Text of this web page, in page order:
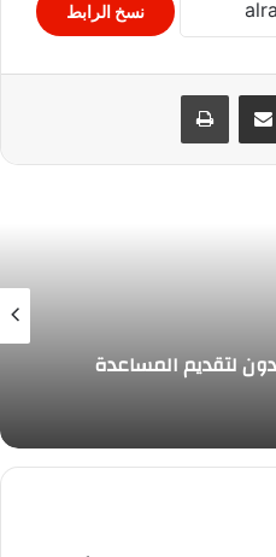
نسخ الرابط
مشاركة عبر البريد طباعة
لتقديم المساعدة